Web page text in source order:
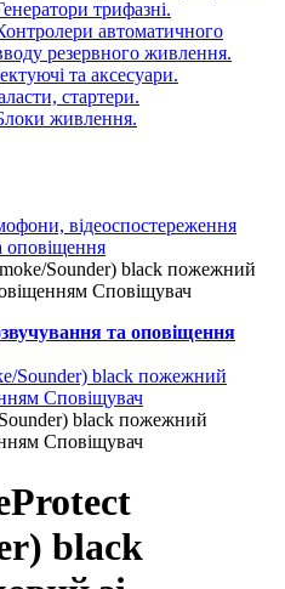
трифазні.
автоматичного
резервного живлення.
та аксесуари.
стартери.
живлення.
відеоспостереження
оповіщення
Sounder) black пожежний
Сповіщувач
та оповіщення
black пожежний
Сповіщувач
black